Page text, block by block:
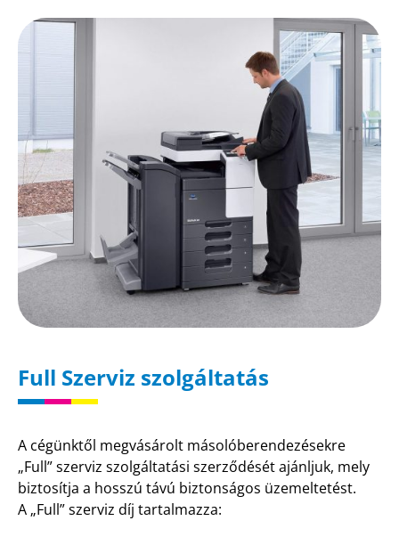
Full Szerviz szolgáltatás
A cégünktől megvásárolt másolóberendezésekre
„Full” szerviz szolgáltatási szerződését ajánljuk, mely
biztosítja a hosszú távú biztonságos üzemeltetést.
A „Full” szerviz díj tartalmazza: